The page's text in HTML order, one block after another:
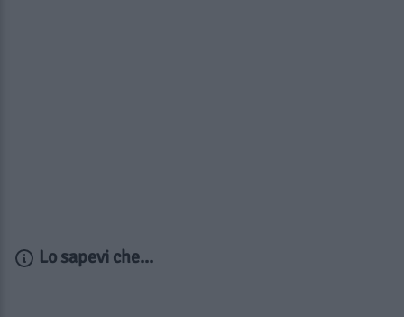
Lo sapevi che...